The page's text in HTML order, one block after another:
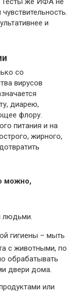
и
со
вирусов
диарею,
флору.
питания и на
жирного,
можно,
людьми.
гигиены – мыть
с животными, по
обрабатывать
двери дома.
или